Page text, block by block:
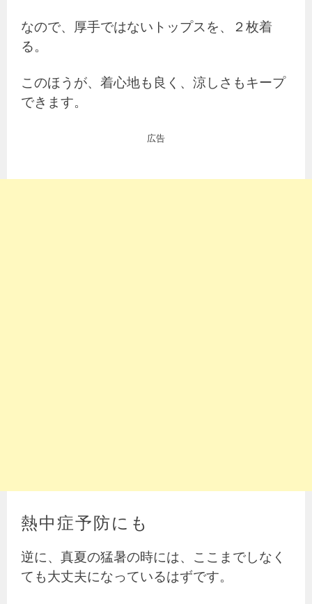
なので、厚手ではないトップスを、２枚着
る。
このほうが、着心地も良く、涼しさもキープ
できます。
広告
熱中症予防にも
逆に、真夏の猛暑の時には、ここまでしなく
ても大丈夫になっているはずです。